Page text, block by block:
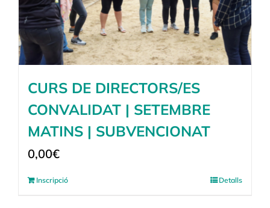
CURS DE DIRECTORS/ES
CONVALIDAT | SETEMBRE
MATINS | SUBVENCIONAT
0,00€
Inscripció Detalls